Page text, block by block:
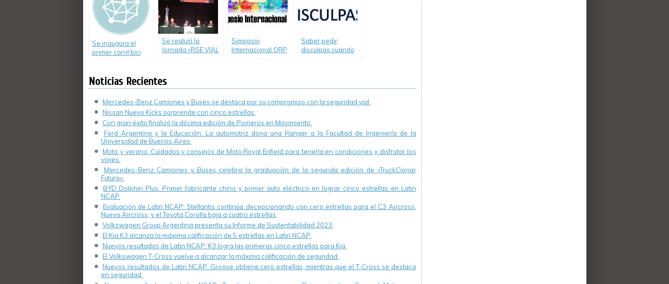
América Latina.
Sustentabilidad
Vial”.
Se inaugura el
primer carril bici
Se realizó la
Jornada «RSE VIAL
Simposio
Internacional ORP
Saber pedir
disculpas cuando
Noticias Recientes
Mercedes-Benz Camiones y Buses se destaca por su compromiso con la seguridad vial.
Nissan Nuevo Kicks sorprende con cinco estrellas.
Con gran éxito finalizó la décima edición de Pioneros en Movimiento.
Ford Argentina y la Educación: La automotriz dona una Ranger a la Facultad de Ingeniería de la
Universidad de Buenos Aires.
Moto y verano: Cuidados y consejos de Moto Royal Enfield para tenerla en condiciones y disfrutar los
viajes.
Mercedes-Benz Camiones y Buses celebra la graduación de la segunda edición de «TruckCionar
Futuro».
BYD Dolphin Plus: Primer fabricante chino y primer auto eléctrico en lograr cinco estrellas en Latin
NCAP.
Evaluación de Latin NCAP: Stellantis continúa decepcionando con cero estrellas para el C3 Aircross.
Nuevo Aircross, y el Toyota Corolla baja a cuatro estrellas.
Volkswagen Group Argentina presenta su Informe de Sustentabilidad 2023.
El Kia K3 alcanza la máxima calificación de 5 estrellas en Latin NCAP.
Nuevos resultados de Latin NCAP: K3 logra las primeras cinco estrellas para Kia.
El Volkswagen T-Cross vuelve a alcanzar la máxima calificación de seguridad.
Nuevos resultados de Latin NCAP: Groove obtiene cero estrellas, mientras que el T-Cross se destaca
en seguridad.